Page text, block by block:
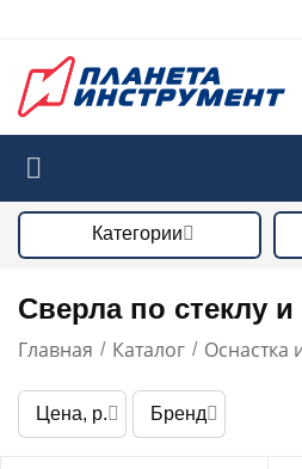
Категории
Сверла по стеклу
Главная / Каталог / Оснастка
Цена, р. Бренд